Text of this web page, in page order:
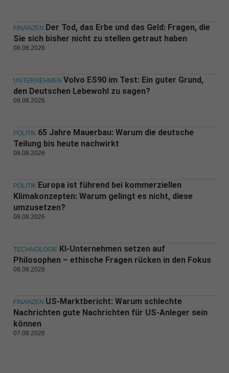
FINANZEN Der Tod, das Erbe und das Geld: Fragen, die
Sie sich bisher nicht zu stellen getraut haben
08.08.2026
UNTERNEHMEN Volvo ES90 im Test: Ein guter Grund,
den Deutschen Lebewohl zu sagen?
08.08.2026
POLITIK 65 Jahre Mauerbau: Warum die deutsche
Teilung bis heute nachwirkt
08.08.2026
POLITIK Europa ist führend bei kommerziellen
Klimakonzepten: Warum gelingt es nicht, diese
umzusetzen?
08.08.2026
TECHNOLOGIE KI-Unternehmen setzen auf
Philosophen – ethische Fragen rücken in den Fokus
08.08.2026
FINANZEN US-Marktbericht: Warum schlechte
Nachrichten gute Nachrichten für US-Anleger sein
können
07.08.2026